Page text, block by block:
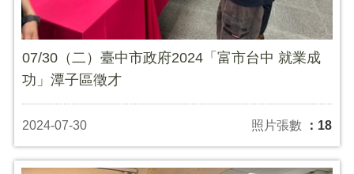
07/30（二）臺中市政府2024「富市台中 就業成
功」潭子區徵才
2024-07-30 照片張數 ：18